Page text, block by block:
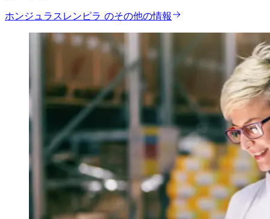
ホンジュラスレンピラ のその他の情報